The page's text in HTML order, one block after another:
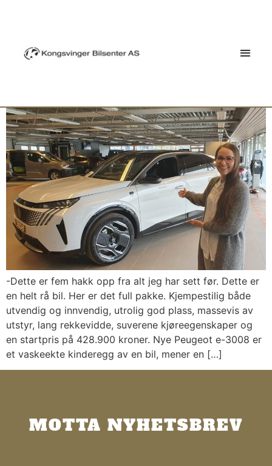
-Dette er fem hakk opp fra alt jeg har sett før. Dette er
en helt rå bil. Her er det full pakke. Kjempestilig både
utvendig og innvendig, utrolig god plass, massevis av
utstyr, lang rekkevidde, suverene kjøreegenskaper og
en startpris på 428.900 kroner. Nye Peugeot e-3008 er
et vaskeekte kinderegg av en bil, mener en […]
MOTTA NYHETSBREV